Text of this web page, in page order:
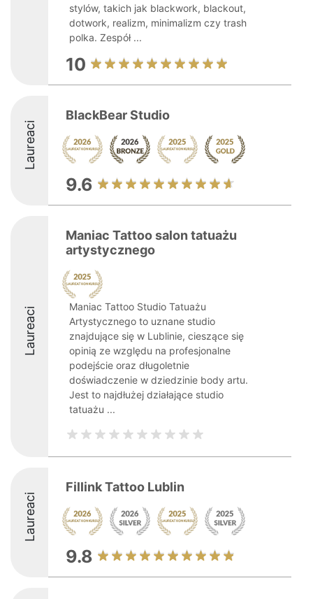
stylów, takich jak blackwork, blackout,
dotwork, realizm, minimalizm czy trash
polka. Zespół ...
10
Laureaci
BlackBear Studio
9.6
Laureaci
Maniac Tattoo salon tatuażu
artystycznego
Maniac Tattoo Studio Tatuażu
Artystycznego to uznane studio
znajdujące się w Lublinie, cieszące się
opinią ze względu na profesjonalne
podejście oraz długoletnie
doświadczenie w dziedzinie body artu.
Jest to najdłużej działające studio
tatuażu ...
Laureaci
Fillink Tattoo Lublin
9.8